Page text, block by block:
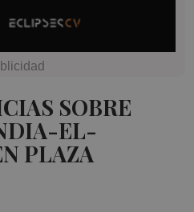
SOBRE
EL-
PLAZA